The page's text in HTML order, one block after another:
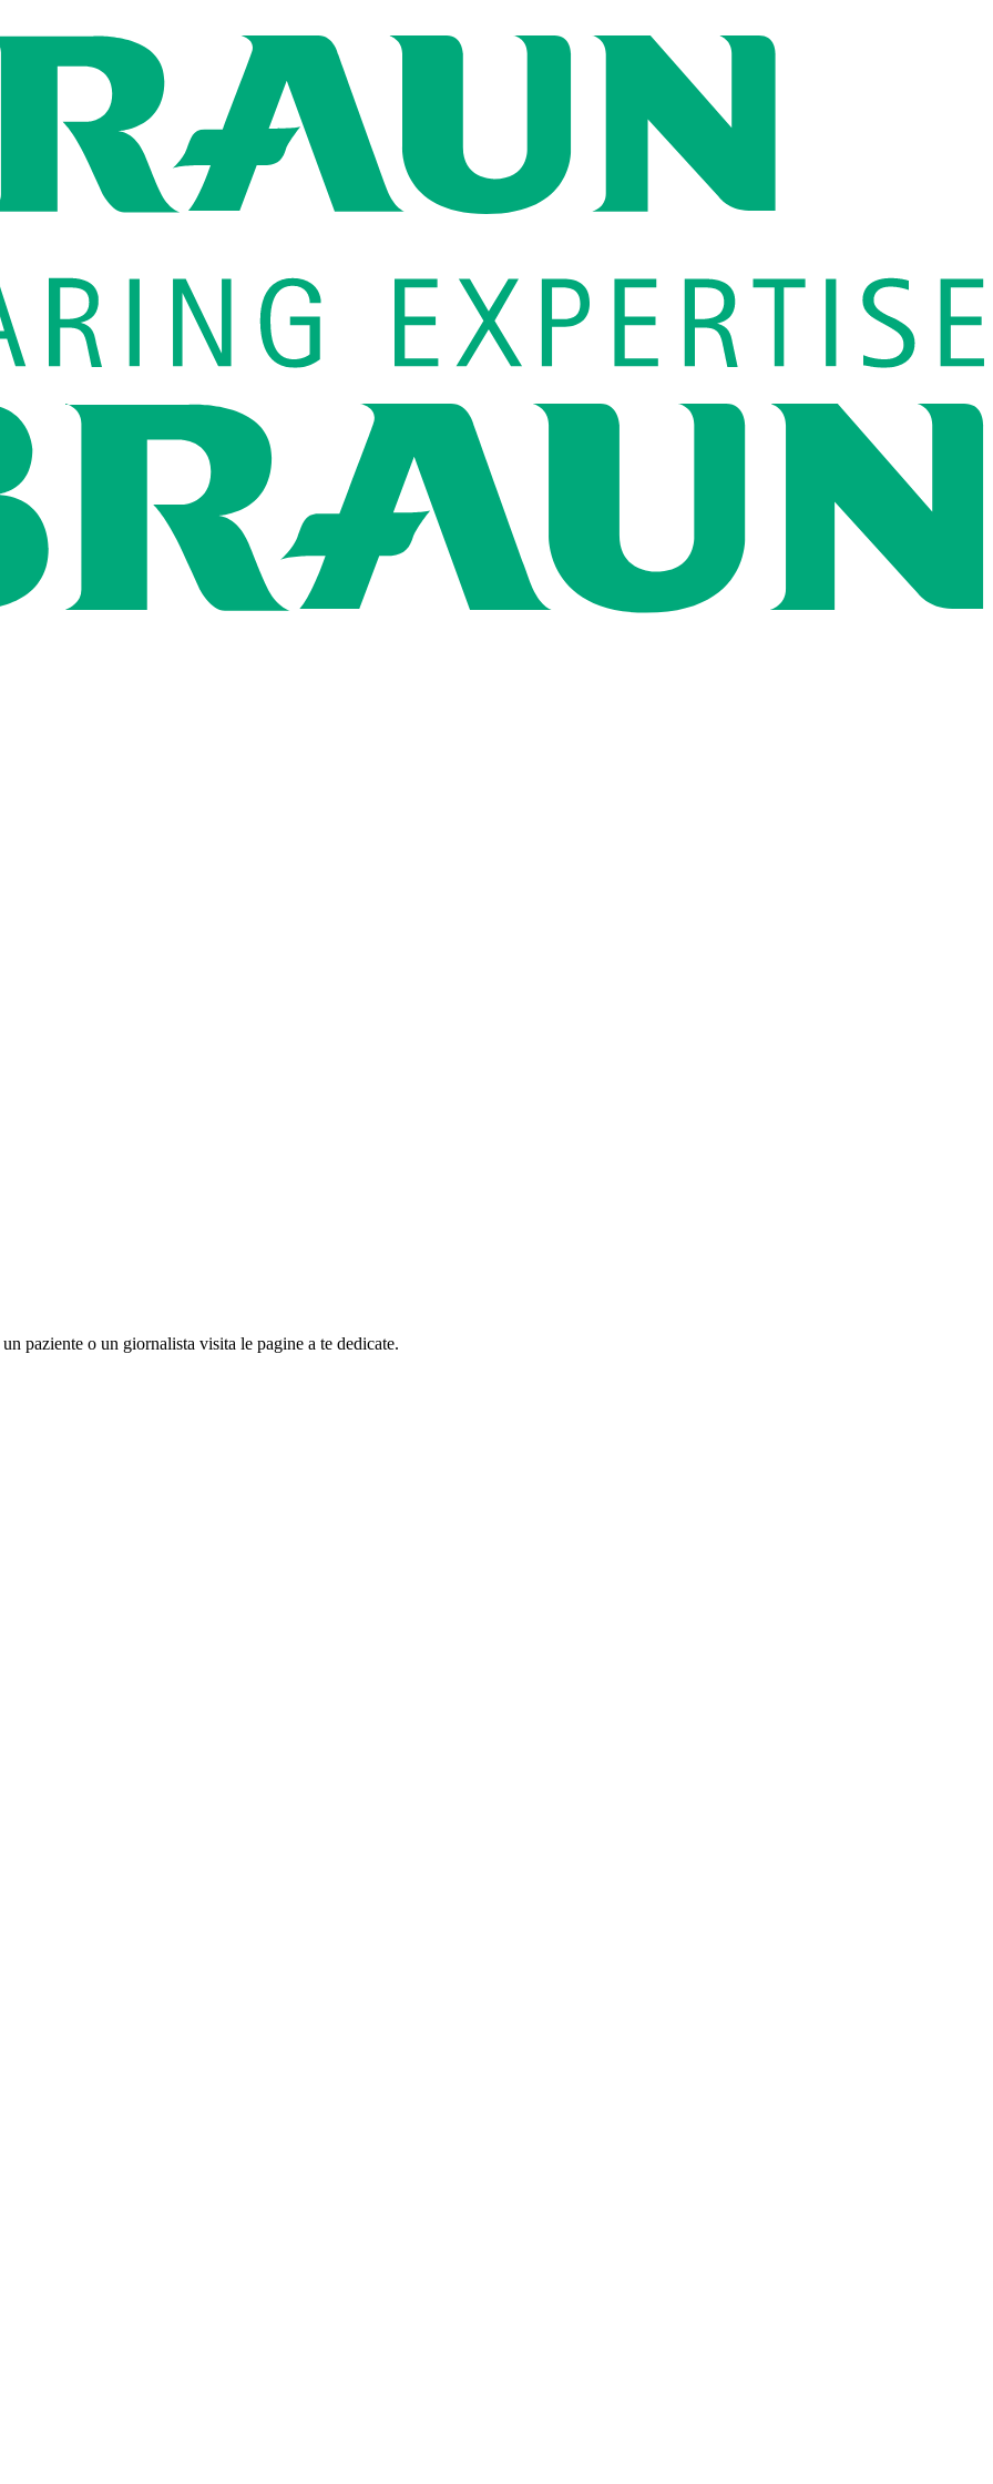
il nostro portfolio completo.
ti aiuterà a trovare il dispositivo più adatto a te.
Global Job Market e trova le posizioni aperte per ogni profilo di carriera.
un nostro referente.
paziente o un giornalista visita le pagine a te dedicate.